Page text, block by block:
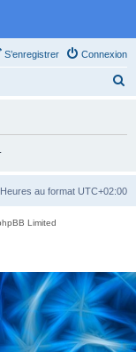
Connexion
S’enregistrer
r
c
r
Heures au format UTC+02:00
Limited